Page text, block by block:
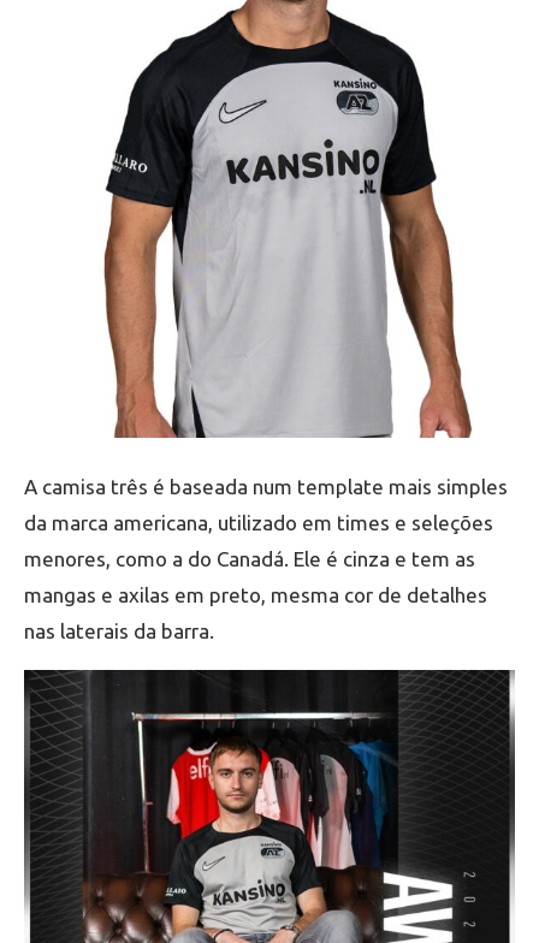
A camisa três é baseada num template mais simples
da marca americana, utilizado em times e seleções
menores, como a do Canadá. Ele é cinza e tem as
mangas e axilas em preto, mesma cor de detalhes
nas laterais da barra.